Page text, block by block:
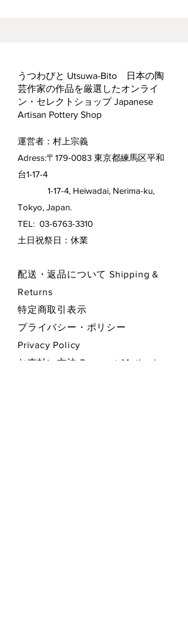
うつわびと Utsuwa-Bito 日本の陶
芸作家の作品を厳選したオンライ
ン・セレクトショップ Japanese
Artisan Pottery Shop
運営者：村上宗義
Adress:〒179-0083 東京都練馬区平和
台1-17-4
1-17-4, Heiwadai, Nerima-ku,
Tokyo, Japan.
TEL: 03-6763-3310
​土日祝祭日：休業
配送・返品について Shipping &
Returns
特定商取引表示
プライバシー・ポリシー
Privacy Policy
お支払い方法 Payment Methods